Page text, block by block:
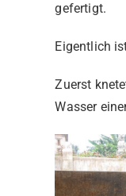
gefertigt.
Eigentlich
Zuerst
Wasser